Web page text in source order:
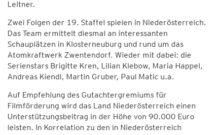
Leitner.
Zwei Folgen der 19. Staffel spielen in Niederösterreich.
Das Team ermittelt diesmal an interessanten
Schauplätzen in Klosterneuburg und rund um das
Atomkraftwerk Zwentendorf. Wieder mit dabei: die
Serienstars Brigitte Kren, Lilian Klebow, Maria Happel,
Andreas Kiendl, Martin Gruber, Paul Matic u.a.
Auf Empfehlung des Gutachtergremiums für
Filmförderung wird das Land Niederösterreich einen
Unterstützungsbeitrag in der Höhe von 90.000 Euro
leisten. In Korrelation zu den in Niederösterreich